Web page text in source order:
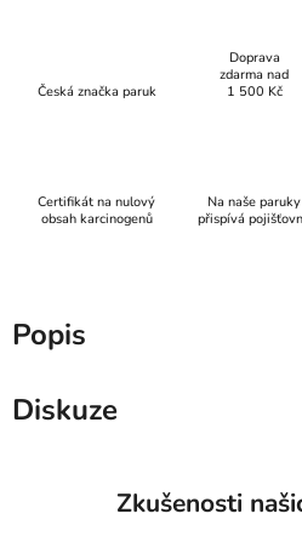
Česká značka paruk
Doprava
zdarma nad
1 500 Kč
Certifikát na nulový
obsah karcinogenů
Na naše paruky
přispívá
Popis
Diskuze
Zkušenosti